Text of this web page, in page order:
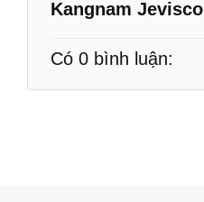
Kangnam Jevisco
Có 0 bình luận: